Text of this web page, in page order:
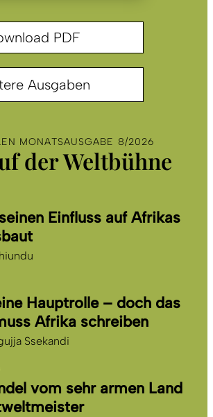
PDF
Ausgaben
MONATSAUSGABE 8/2026
der Weltbühne
Einfluss auf Afrikas
Hauptrolle – doch das
Afrika schreiben
Ssekandi
vom sehr armen Land